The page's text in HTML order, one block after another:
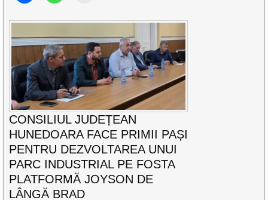
CONSILIUL JUDEȚEAN
HUNEDOARA FACE PRIMII PAȘI
PENTRU DEZVOLTAREA UNUI
PARC INDUSTRIAL PE FOSTA
PLATFORMĂ JOYSON DE
LÂNGĂ BRAD